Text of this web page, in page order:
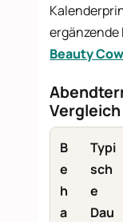
ergänzende
Beauty
Vergleich
B
e
h
a
Typi
sch
e
Dau